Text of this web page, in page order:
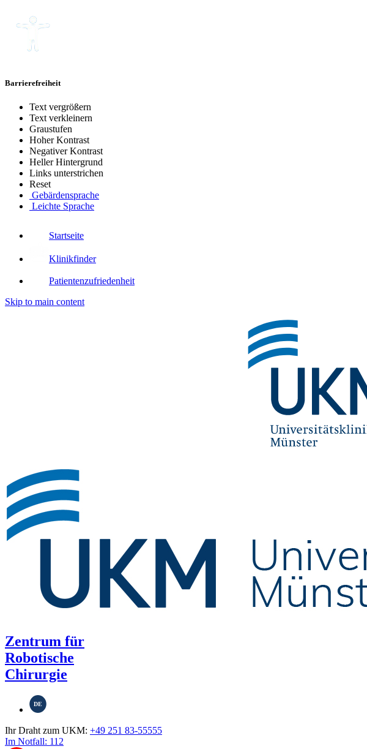
Barrierefreiheit
Text vergrößern
Text verkleinern
Graustufen
Hoher Kontrast
Negativer Kontrast
Heller Hintergrund
Links unterstrichen
Reset
Gebärdensprache
Leichte Sprache
Startseite
Klinikfinder
Patientenzufriedenheit
Skip to main content
Zentrum für
Robotische
Chirurgie
DE
Ihr Draht zum UKM: +49 251 83-55555
Im Notfall: 112